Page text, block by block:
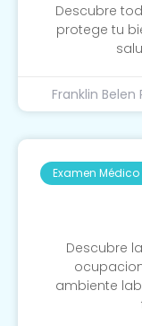
Descubre
protege tu
Franklin Belen
Examen
La
Descubre
ambiente